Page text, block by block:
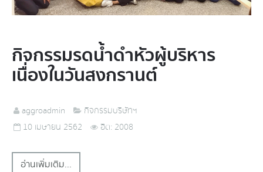
กิจกรรมรดน้ำดำหัวผู้บริหาร
เนื่องในวันสงกรานต์
aggroadmin
กิจกรรมบริษัทฯ
10 เมษายน 2562
ฮิต: 2008
อ่านเพิ่มเติม...